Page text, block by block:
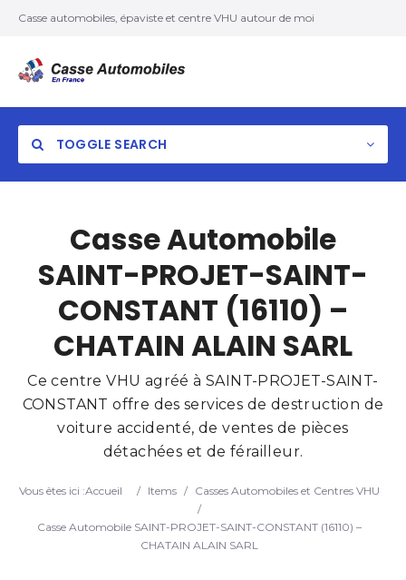
Casse automobiles, épaviste et centre VHU autour de moi
TOGGLE SEARCH
Search
Casse Automobile
SAINT-PROJET-SAINT-
CONSTANT (16110) –
CHATAIN ALAIN SARL
Ce centre VHU agréé à SAINT-PROJET-SAINT-
CONSTANT offre des services de destruction de
voiture accidenté, de ventes de pièces
détachées et de férailleur.
Vous êtes ici :Accueil / Items / Casses Automobiles et Centres VHU
/
Casse Automobile SAINT-PROJET-SAINT-CONSTANT (16110) –
CHATAIN ALAIN SARL